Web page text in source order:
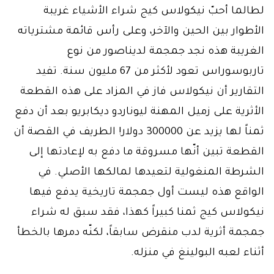
لطالما أحبّ نيكولاس كيج شراء الأشياء غريبة
الأطوار بين الحين والآخر، وعلى رأس قائمة مشترياته
الغريبة هذه نجد جمجمة لديناصور من نوع
تاربوسوراس تعود لأكثر من 67 مليون سنة. تفيد
التقارير أن نيكولاس فاز في المزاد على هذه القطعة
الأثرية على زميل المهنة ليوناردو ديكابريو بعد أن دفع
ثمناً لها يزيد عن 300000 دولار! الطريف في القصة أن
القطعة تبين أنّها مسروقة ما دفع به لإعادتها إلى
الشرطة المنغولية لتعيدها لمالكها الأصلي. في
الواقع هذه ليست أول جمجمة تاريخية يدفع فيها
نيكولاس كيج ثمنا كبيراً كهذا، فقد سبق له شراء
جمجمة أثرية لدب منقرض سابقاً، لكنّه دمرها بالخطأ
أثناء لعبه البولينغ في منزله.